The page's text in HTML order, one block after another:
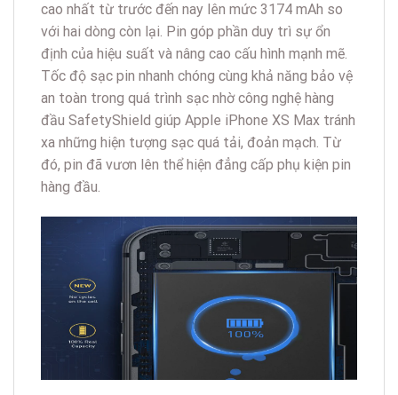
cao nhất từ trước đến nay lên mức 3174 mAh so
với hai dòng còn lại. Pin góp phần duy trì sự ổn
định của hiệu suất và nâng cao cấu hình mạnh mẽ.
Tốc độ sạc pin nhanh chóng cùng khả năng bảo vệ
an toàn trong quá trình sạc nhờ công nghệ hàng
đầu SafetyShield giúp Apple iPhone XS Max tránh
xa những hiện tượng sạc quá tải, đoản mạch. Từ
đó, pin đã vươn lên thể hiện đẳng cấp phụ kiện pin
hàng đầu.